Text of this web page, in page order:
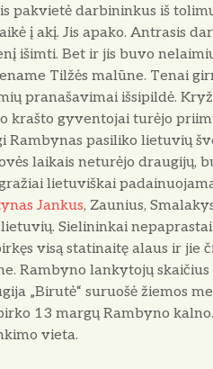
pakvietė darbininkus iš
į akį. Jis apako. Antrasis
išimti. Bet ir jis buvo
Tilžės malūne. Tenai
pranašavimai išsipildė.
krašto gyventojai turėjo
Rambynas pasiliko lietuvių
laikais neturėjo drau­gijų,
lietuviškai
Jankus, Zaunius,
Sielininkai
visą statinai­tę alaus ir jie
Rambyno lankytojų
„Birutė“ suruošė žiemos
13 margų Rambyno
vieta.